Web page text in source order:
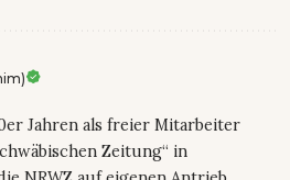
Jahren als freier Mitarbeiter
Zeitung“ in